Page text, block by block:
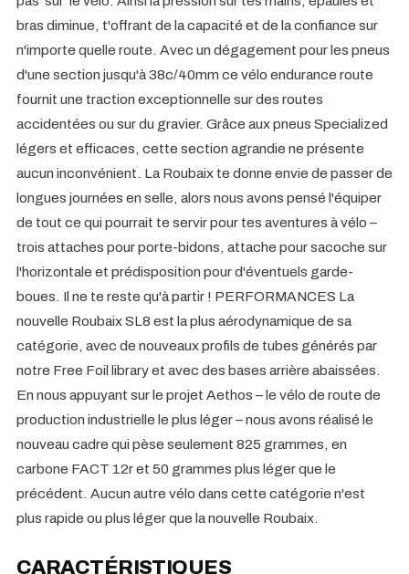
bras diminue, t'offrant de la capacité et de la confiance sur
n'importe quelle route. Avec un dégagement pour les pneus
d'une section jusqu'à 38c/40mm ce vélo endurance route
fournit une traction exceptionnelle sur des routes
accidentées ou sur du gravier. Grâce aux pneus Specialized
légers et efficaces, cette section agrandie ne présente
aucun inconvénient. La Roubaix te donne envie de passer de
longues journées en selle, alors nous avons pensé l'équiper
de tout ce qui pourrait te servir pour tes aventures à vélo –
trois attaches pour porte-bidons, attache pour sacoche sur
l'horizontale et prédisposition pour d'éventuels garde-
boues. Il ne te reste qu'à partir ! PERFORMANCES La
nouvelle Roubaix SL8 est la plus aérodynamique de sa
catégorie, avec de nouveaux profils de tubes générés par
notre Free Foil library et avec des bases arrière abaissées.
En nous appuyant sur le projet Aethos – le vélo de route de
production industrielle le plus léger – nous avons réalisé le
nouveau cadre qui pèse seulement 825 grammes, en
carbone FACT 12r et 50 grammes plus léger que le
précédent. Aucun autre vélo dans cette catégorie n'est
plus rapide ou plus léger que la nouvelle Roubaix.
CARACTÉRISTIQUES